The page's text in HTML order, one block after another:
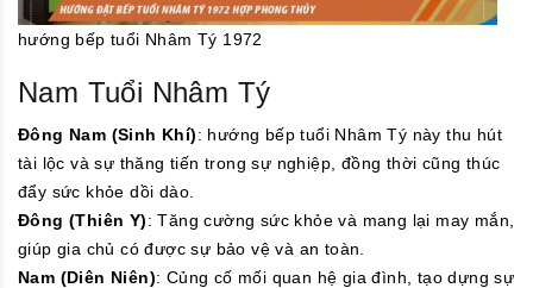
hướng bếp tuổi Nhâm Tý 1972
Nam Tuổi Nhâm Tý
Đông Nam (Sinh Khí): hướng bếp tuổi Nhâm Tý này thu hút
tài lộc và sự thăng tiến trong sự nghiệp, đồng thời cũng thúc
đẩy sức khỏe dồi dào.
Đông (Thiên Y): Tăng cường sức khỏe và mang lại may mắn,
giúp gia chủ có được sự bảo vệ và an toàn.
Nam (Diên Niên): Củng cố mối quan hệ gia đình, tạo dựng sự